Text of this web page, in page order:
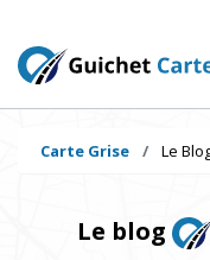
Carte Grise Le
Le blog